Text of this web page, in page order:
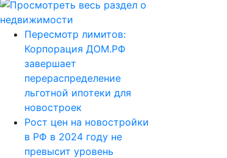
Пересмотр лимитов:
Корпорация ДОМ.РФ
завершает
перераспределение
льготной ипотеки для
новостроек
Рост цен на новостройки
в РФ в 2024 году не
превысит уровень